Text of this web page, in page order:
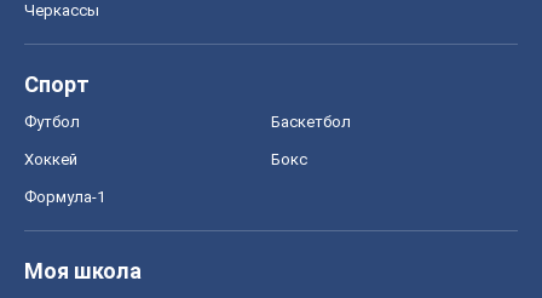
Черкассы
Спорт
Футбол Баскетбол
Хоккей Бокс
Формула-1
Моя школа